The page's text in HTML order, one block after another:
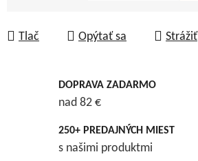
Tlač Opýtať sa Strážiť
DOPRAVA ZADARMO
nad 82 €
250+ PREDAJNÝCH MIEST
s našimi produktmi